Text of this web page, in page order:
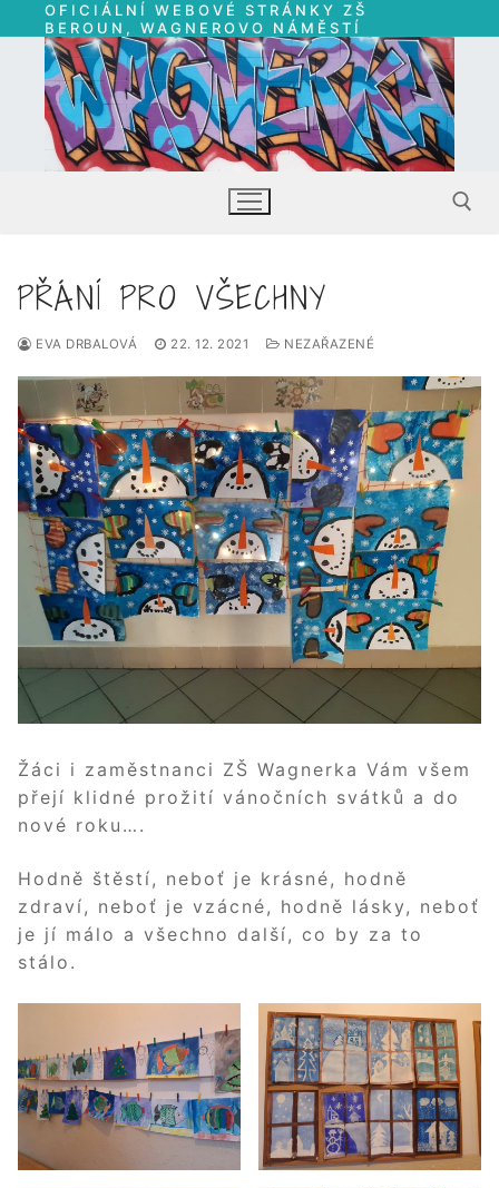
Přeskočit
na
obsah
OFICIÁLNÍ WEBOVÉ STRÁNKY ZŠ
BEROUN, WAGNEROVO NÁMĚSTÍ
Hledat:
PŘÁNÍ PRO VŠECHNY
EVA DRBALOVÁ 22. 12. 2021 NEZAŘAZENÉ
Žáci i zaměstnanci ZŠ Wagnerka Vám všem
přejí klidné prožití vánočních svátků a do
nové roku….
Hodně štěstí, neboť je krásné, hodně
zdraví, neboť je vzácné, hodně lásky, neboť
je jí málo a všechno další, co by za to
stálo.